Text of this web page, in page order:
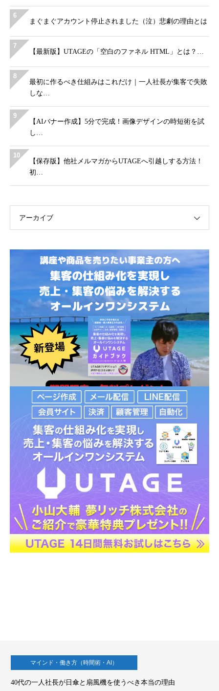
6
まぐまぐアカウント停止されました（泣）悲劇の理由とは
7
【最新版】UTAGEの「空白のファネル HTML」とは？…
8
最初に作るべき仕組みはこれだけ｜一人社長が集客で失敗
しな…
9
【AIバナー作成】5分で完成！画像デザインの時短術を試
し…
10
【保存版】他社メルマガからUTAGEへ引越しする方法！
初…
アーカイブ
マインド・働き方（時間術・AI）
40代の一人社長が日傘と扇風機を使うべき本当の理由